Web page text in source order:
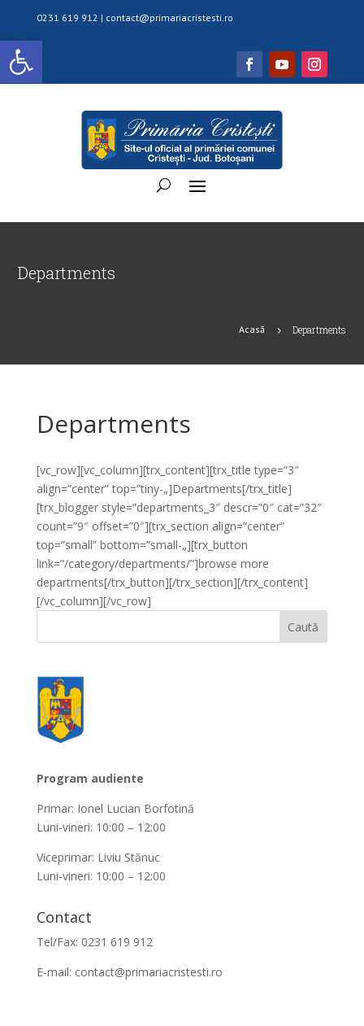
Deschide bara de unelte
0231 619 912 | contact@primariacristesti.ro
Departments
Acasă 5 Departments
Departments
[vc_row][vc_column][trx_content][trx_title type=”3″
align=”center” top=”tiny-„]Departments[/trx_title]
[trx_blogger style=”departments_3″ descr=”0″ cat=”32″
count=”9″ offset=”0″][trx_section align=”center”
top=”small” bottom=”small-„][trx_button
link=”/category/departments/”]browse more
departments[/trx_button][/trx_section][/trx_content]
[/vc_column][/vc_row]
Program audiente
Primar: Ionel Lucian Borfotină
Luni-vineri: 10:00 – 12:00
Viceprimar: Liviu Stănuc
Luni-vineri: 10:00 – 12:00
Contact
Tel/Fax: 0231 619 912
E-mail: contact@primariacristesti.ro